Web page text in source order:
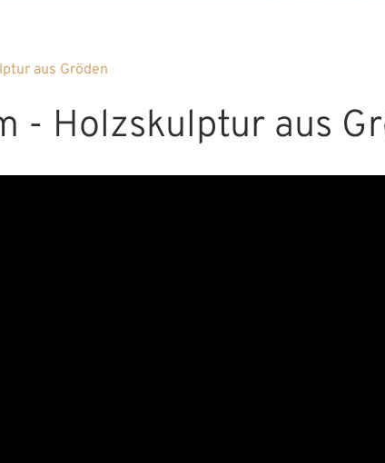
aus Gröden
- Holzskulptur aus